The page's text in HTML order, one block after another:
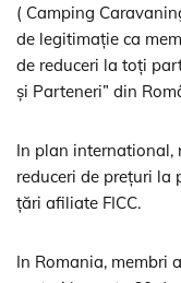
( Camping
de legitimație ca
de reduceri la toți
și Parteneri” din
In plan international,
reduceri de prețuri la
țări afiliate FICC.
In Romania, membri